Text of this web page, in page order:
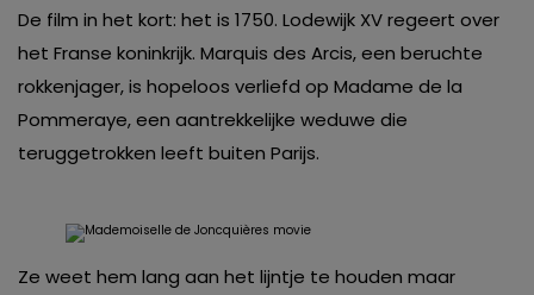
De film in het kort: het is 1750. Lodewijk XV regeert over
het Franse koninkrijk. Marquis des Arcis, een beruchte
rokkenjager, is hopeloos verliefd op Madame de la
Pommeraye, een aantrekkelijke weduwe die
teruggetrokken leeft buiten Parijs.
Ze weet hem lang aan het lijntje te houden maar